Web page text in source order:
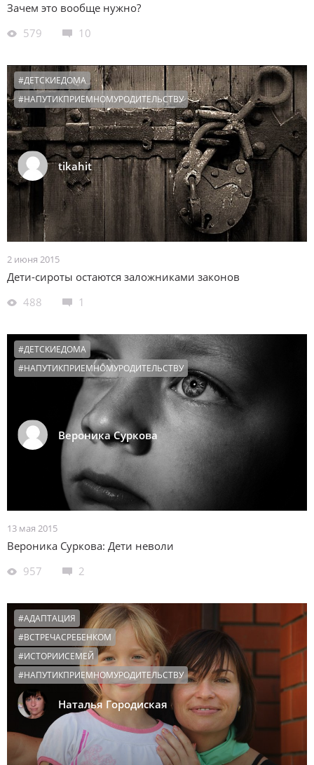
Зачем это вообще нужно?
579
10
tikahit
#ДЕТСКИЕДОМА
#НАПУТИКПРИЕМНОМУРОДИТЕЛЬСТВУ
2 июня 2015
Дети-сироты остаются заложниками законов
488
1
Вероника Суркова
#ДЕТСКИЕДОМА
#НАПУТИКПРИЕМНОМУРОДИТЕЛЬСТВУ
13 мая 2015
Вероника Суркова: Дети неволи
957
2
Наталья Городиская
#АДАПТАЦИЯ
#ВСТРЕЧАСРЕБЕНКОМ
#ИСТОРИИСЕМЕЙ
#НАПУТИКПРИЕМНОМУРОДИТЕЛЬСТВУ